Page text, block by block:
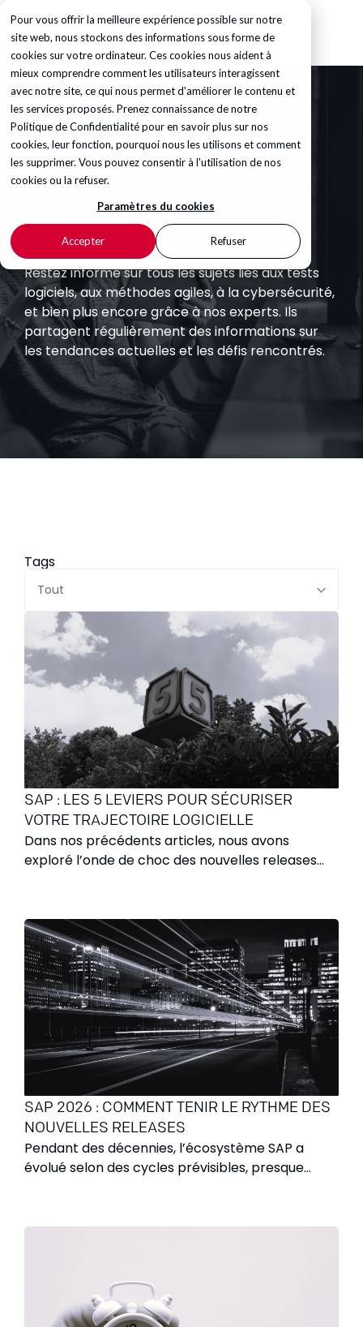
Pour vous offrir la meilleure expérience possible sur notre
site web, nous stockons des informations sous forme de
cookies sur votre ordinateur. Ces cookies nous aident à
mieux comprendre comment les utilisateurs interagissent
avec notre site, ce qui nous permet d'améliorer le contenu et
les services proposés. Prenez connaissance de notre
Politique de Confidentialitépour en savoir plus sur nos
cookies, leur fonction, pourquoi nous les utilisons et comment
les supprimer. Vous pouvez consentir à l'utilisation de nos
cookies ou la refuser.
Paramètres du cookies
Accepter Refuser
BLOG
Restez informé sur tous les sujets liés aux tests
logiciels, aux méthodes agiles, à la cybersécurité,
et bien plus encore grâce à nos experts. Ils
partagent régulièrement des informations sur
les tendances actuelles et les défis rencontrés.
Tags
Tout
SAP : LES 5 LEVIERS POUR SÉCURISER
VOTRE TRAJECTOIRE LOGICIELLE
Dans nos précédents articles, nous avons
exploré l’onde de choc des nouvelles releases
complexité croissante de l’écosystème SAP
exige désormais une expertise dédiée à la Qualité
Logicielle.
SAP 2026 : COMMENT TENIR LE RYTHME DES
NOUVELLES RELEASES
Pendant des décennies, l’écosystème SAP a
évolué selon des cycles prévisibles, presque
espacés de plusieurs années. Cependant, à